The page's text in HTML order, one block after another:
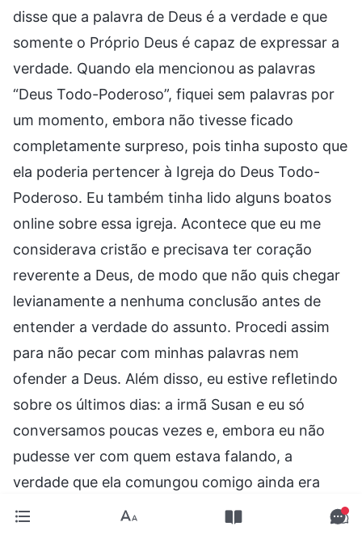
disse que a palavra de Deus é a verdade e que
somente o Próprio Deus é capaz de expressar a
verdade. Quando ela mencionou as palavras
“Deus Todo-Poderoso”, fiquei sem palavras por
um momento, embora não tivesse ficado
completamente surpreso, pois tinha suposto que
ela poderia pertencer à Igreja do Deus Todo-
Poderoso. Eu também tinha lido alguns boatos
online sobre essa igreja. Acontece que eu me
considerava cristão e precisava ter coração
reverente a Deus, de modo que não quis chegar
levianamente a nenhuma conclusão antes de
entender a verdade do assunto. Procedi assim
para não pecar com minhas palavras nem
ofender a Deus. Além disso, eu estive refletindo
sobre os últimos dias: a irmã Susan e eu só
conversamos poucas vezes e, embora eu não
pudesse ver com quem estava falando, a
verdade que ela comungou comigo ainda era
capaz de resolver minha confusão. Através de